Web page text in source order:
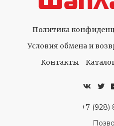
Политика
Условия обмена и
Контакты
+7 (928)